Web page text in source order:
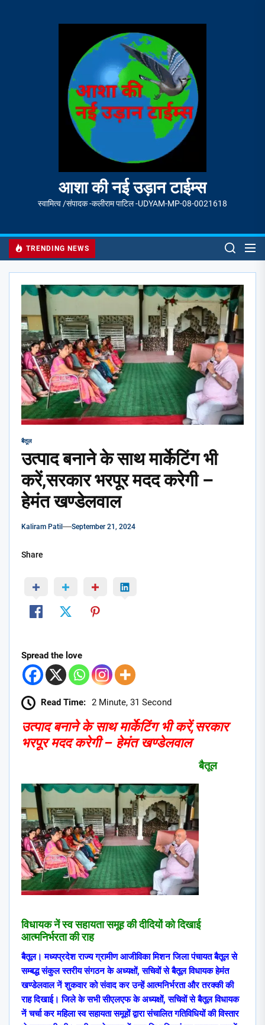
आशा की नई उड़ान टाईम्स
स्वामित्व /संपादक -कलीराम पाटिल -UDYAM-MP-08-0021618
TRENDING NEWS
बैतूल
उत्पाद बनाने के साथ मार्केटिंग भी
करें,सरकार भरपूर मदद करेगी –
हेमंत खण्डेलवाल
Kaliram Patil September 21, 2024
Share
Spread the love
Read Time: 2 Minute, 31 Second
उत्पाद बनाने के साथ मार्केटिंग भी करें,सरकार
भरपूर मदद करेगी – हेमंत खण्डेलवाल
बैतूल
विधायक नें स्व सहायता समूह की दीदियों को दिखाई
आत्मनिर्भरता की राह
बैतूल। मध्यप्रदेश राज्य ग्रामीण आजीविका मिशन जिला पंचायत बैतूल से
सम्बद्ध संकुल स्तरीय संगठन के अध्यक्षों, सचिवों से बैतूल विधायक हेमंत
खण्डेलवाल नें शुकवार को संवाद कर उन्हें आत्मनिर्भरता और तरक्की की
राह दिखाई। जिले के सभी सीएलएफ के अध्यक्षों, सचिवों से बैतूल विधायक
नें चर्चा कर महिला स्व सहायता समूहों द्वारा संचालित गतिविधियों की विस्तार